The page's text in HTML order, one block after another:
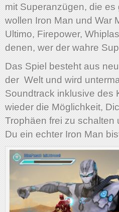
mit Superanzügen, die
wollen Iron Man und War
Ultimo, Firepower,
denen, wer der wahre
Das Spiel besteht aus
der Welt und wird
Soundtrack inklusive des
wieder die Möglichkeit,
Trophäen frei zu
Du ein echter Iron Man